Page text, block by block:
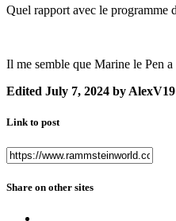
Quel rapport avec le programme
Il me semble que Marine le Pen
Edited July 7, 2024 by AlexV19
Link to post
Share on other sites